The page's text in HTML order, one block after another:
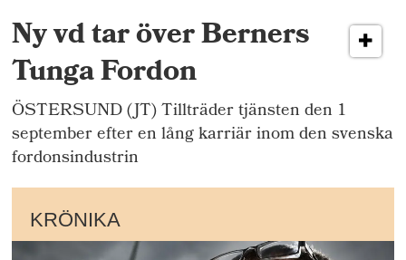
Ny vd tar över Berners
Tunga Fordon
ÖSTERSUND (JT) Tillträder tjänsten den 1
september efter en lång karriär inom den svenska
fordonsindustrin
KRÖNIKA